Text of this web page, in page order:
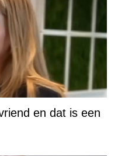
en dat is een